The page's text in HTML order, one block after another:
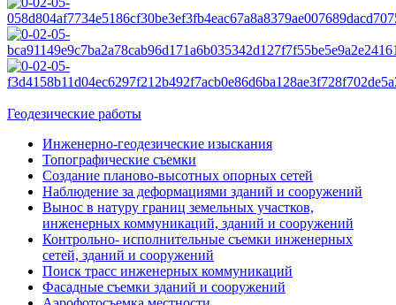
Геодезические работы
Инженерно-геодезические изыскания
Топографические съемки
Создание планово-высотных опорных сетей
Наблюдение за деформациями зданий и сооружений
Вынос в натуру границ земельных участков,
инженерных коммуникаций, зданий и сооружений
Контрольно- исполнительные съемки инженерных
сетей, зданий и сооружений
Поиск трасс инженерных коммуникаций
Фасадные съемки зданий и сооружений